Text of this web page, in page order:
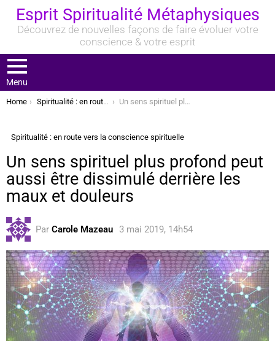
Esprit Spiritualité Métaphysiques
Découvrez de nouvelles façons de faire évoluer votre
conscience & votre esprit
Menu
You are here:
Home Spiritualité : en route vers la conscience spirituelle Un sens spirituel plus profond peut aussi être dissimulé derrière les maux et douleurs
Spiritualité : en route vers la conscience spirituelle
Un sens spirituel plus profond peut
aussi être dissimulé derrière les
maux et douleurs
Par Carole Mazeau 3 mai 2019, 14h54